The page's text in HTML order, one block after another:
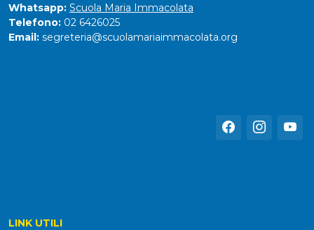
Whatsapp: Scuola Maria Immacolata
Telefono: 02 6426025
Email: segreteria@scuolamariaimmacolata.org
LINK UTILI